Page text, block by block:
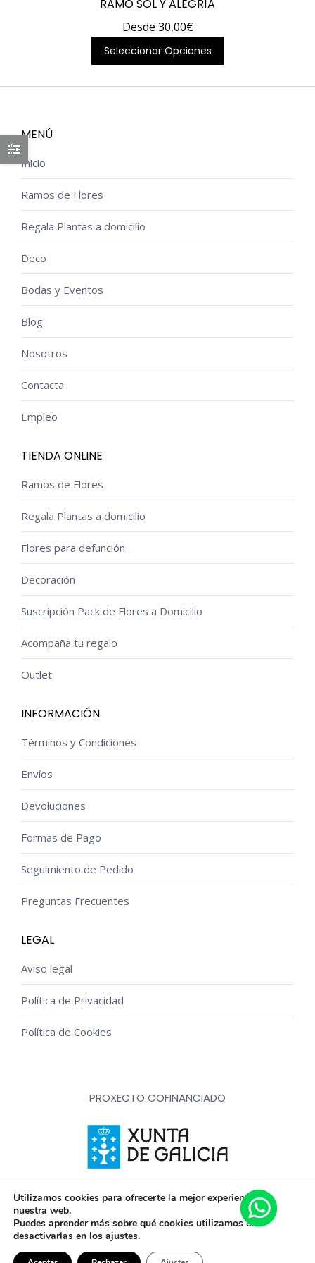
RAMO SOL Y ALEGRÍA
Desde 30,00€
Seleccionar Opciones
producto
tiene
se
en
de
MENÚ
Inicio
Ramos de Flores
Regala Plantas a domicilio
Deco
Bodas y Eventos
Blog
Nosotros
Contacta
Empleo
TIENDA ONLINE
Ramos de Flores
Regala Plantas a domicilio
Flores para defunción
Decoración
Suscripción Pack de Flores a Domicilio
Acompaña tu regalo
Outlet
INFORMACIÓN
Términos y Condiciones
Envíos
Devoluciones
Formas de Pago
Seguimiento de Pedido
Preguntas Frecuentes
LEGAL
Aviso legal
Política de Privacidad
Política de Cookies
PROXECTO COFINANCIADO
Innovación, dixitalización e implantación de novas fórmulas
de comercialización e expansión do sector comercial e
artesanal
Utilizamos cookies para ofrecerte la mejor experiencia en
nuestra web.
Puedes aprender más sobre qué cookies utilizamos o
desactivarlas en los ajustes.